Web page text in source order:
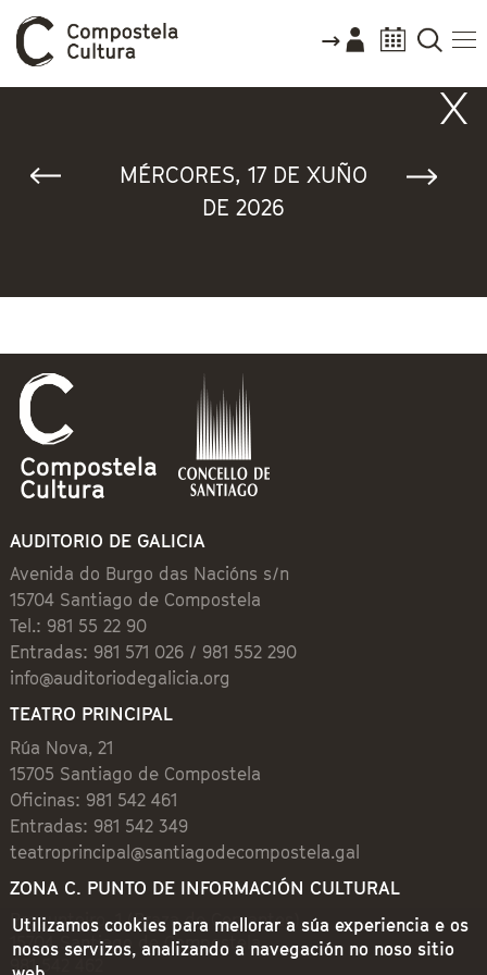
MÉRCORES, 17 DE XUÑO
DE 2026
AUDITORIO DE GALICIA
Avenida do Burgo das Nacións s/n
15704 Santiago de Compostela
Tel.: 981 55 22 90
Entradas: 981 571 026 / 981 552 290
info@auditoriodegalicia.org
TEATRO PRINCIPAL
Rúa Nova, 21
15705 Santiago de Compostela
Oficinas: 981 542 461
Entradas: 981 542 349
teatroprincipal@santiagodecompostela.gal
ZONA C. PUNTO DE INFORMACIÓN CULTURAL
Preguntoiro, 1 (Praza de Cervantes)
15704 Santiago de Compostela
981 542 462
Utilizamos cookies para mellorar a súa experiencia e os
nosos servizos, analizando a navegación no noso sitio